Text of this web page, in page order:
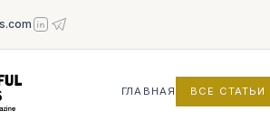
ГЛАВНАЯ ВСЕ СТАТЬИ